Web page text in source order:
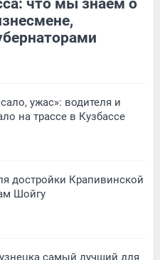
ужас»: водителя и
на трассе в Кузбассе
достройки Крапивинской
Шойгу
самый лучший для